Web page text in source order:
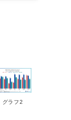
グラフ2